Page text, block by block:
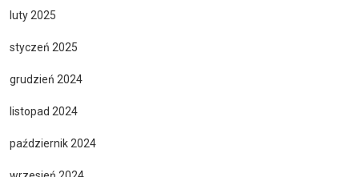
luty 2025
styczeń 2025
grudzień 2024
listopad 2024
październik 2024